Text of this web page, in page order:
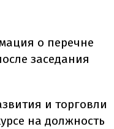
о перечне
заседания
и торговли
на должность